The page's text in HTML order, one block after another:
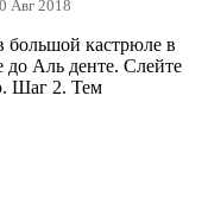
Авг 2018
кастрюле в
Аль денте. Слейте
Шаг 2. Тем